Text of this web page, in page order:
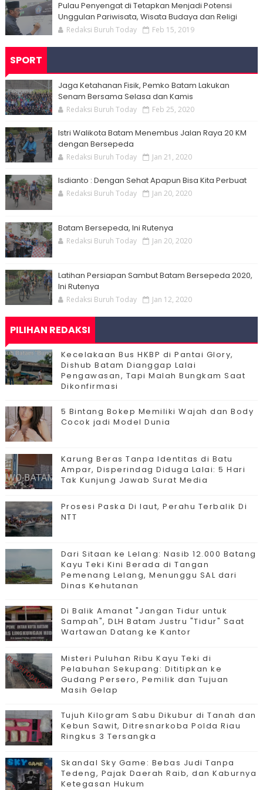
Pulau Penyengat di Tetapkan Menjadi Potensi
Unggulan Pariwisata, Wisata Budaya dan Religi
Redaksi Buruh Today Feb 15, 2019
SPORT
Jaga Ketahanan Fisik, Pemko Batam Lakukan
Senam Bersama Selasa dan Kamis
Redaksi Buruh Today Feb 25, 2020
Istri Walikota Batam Menembus Jalan Raya 20 KM
dengan Bersepeda
Redaksi Buruh Today Jan 21, 2020
Isdianto : Dengan Sehat Apapun Bisa Kita Perbuat
Redaksi Buruh Today Jan 20, 2020
Batam Bersepeda, Ini Rutenya
Redaksi Buruh Today Jan 20, 2020
Latihan Persiapan Sambut Batam Bersepeda 2020,
Ini Rutenya
Redaksi Buruh Today Jan 12, 2020
PILIHAN REDAKSI
Kecelakaan Bus HKBP di Pantai Glory,
Dishub Batam Dianggap Lalai
Pengawasan, Tapi Malah Bungkam Saat
Dikonfirmasi
5 Bintang Bokep Memiliki Wajah dan Body
Cocok jadi Model Dunia
Karung Beras Tanpa Identitas di Batu
Ampar, Disperindag Diduga Lalai: 5 Hari
Tak Kunjung Jawab Surat Media
Prosesi Paska Di laut, Perahu Terbalik Di
NTT
Dari Sitaan ke Lelang: Nasib 12.000 Batang
Kayu Teki Kini Berada di Tangan
Pemenang Lelang, Menunggu SAL dari
Dinas Kehutanan
Di Balik Amanat "Jangan Tidur untuk
Sampah", DLH Batam Justru "Tidur" Saat
Wartawan Datang ke Kantor
Misteri Puluhan Ribu Kayu Teki di
Pelabuhan Sekupang: Dititipkan ke
Gudang Persero, Pemilik dan Tujuan
Masih Gelap
Tujuh Kilogram Sabu Dikubur di Tanah dan
Kebun Sawit, Ditresnarkoba Polda Riau
Ringkus 3 Tersangka
Skandal Sky Game: Bebas Judi Tanpa
Tedeng, Pajak Daerah Raib, dan Kaburnya
Ketegasan Hukum